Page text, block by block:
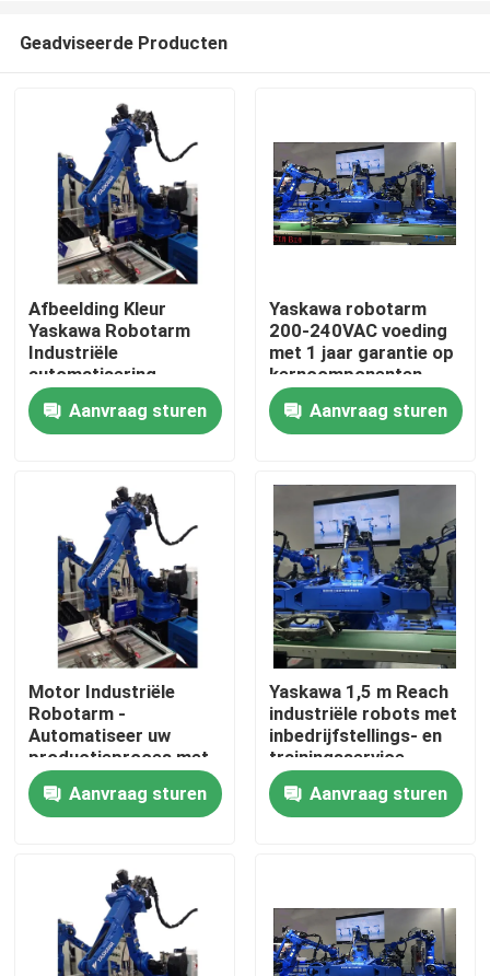
Huis
Producten
Ongeveer ons
Fabrieksreis
Kwaliteitscontrole
Contacteer ons
Gevallen
Verzoek om een Citaat
Geadviseerde Producten
Afbeelding Kleur
Yaskawa Robotarm
Industriële
automatisering
Robotarm voor
industriële productie
Aanvraag sturen
Yaskawa robotarm
200-240VAC voeding
met 1 jaar garantie op
kerncomponenten
Aanvraag sturen
Motor Industriële
Robotarm -
Automatiseer uw
productieproces met
kerncomponenten
Aanvraag sturen
Yaskawa 1,5 m Reach
industriële robots met
inbedrijfstellings- en
trainingsservice
Aanvraag sturen